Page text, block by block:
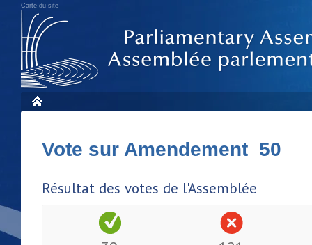
Carte du site
Vote sur Amendement 50
Résultat des votes de l'Assemblée